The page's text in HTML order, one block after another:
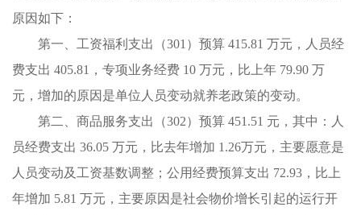
原因如下：
第一、工资福利支出（301）预算 415.81 万元，人员经
费支出 405.81，专项业务经费 10 万元，比上年 79.90 万
元，增加的原因是单位人员变动就养老政策的变动。
第二、商品服务支出（302）预算 451.51 元，其中：人
员经费支出 36.05 万元，比去年增加 1.26万元，主要愿意是
人员变动及工资基数调整；公用经费预算支出 72.93，比上
年增加 5.81 万元，主要原因是社会物价增长引起的运行开